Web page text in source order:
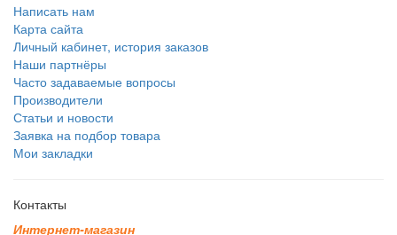
Написать нам
Карта сайта
Личный кабинет, история заказов
Наши партнёры
Часто задаваемые вопросы
Производители
Статьи и новости
Заявка на подбор товара
Мои закладки
Контакты
Интернет-магазин